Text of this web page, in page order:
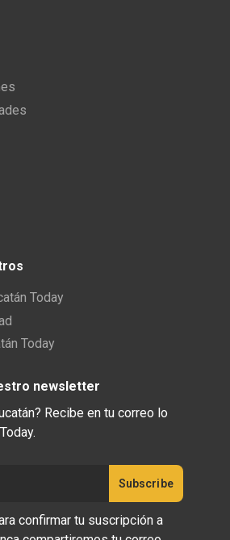
Today
Today
newsletter
Recibe en tu correo lo
confirmar tu suscripción a